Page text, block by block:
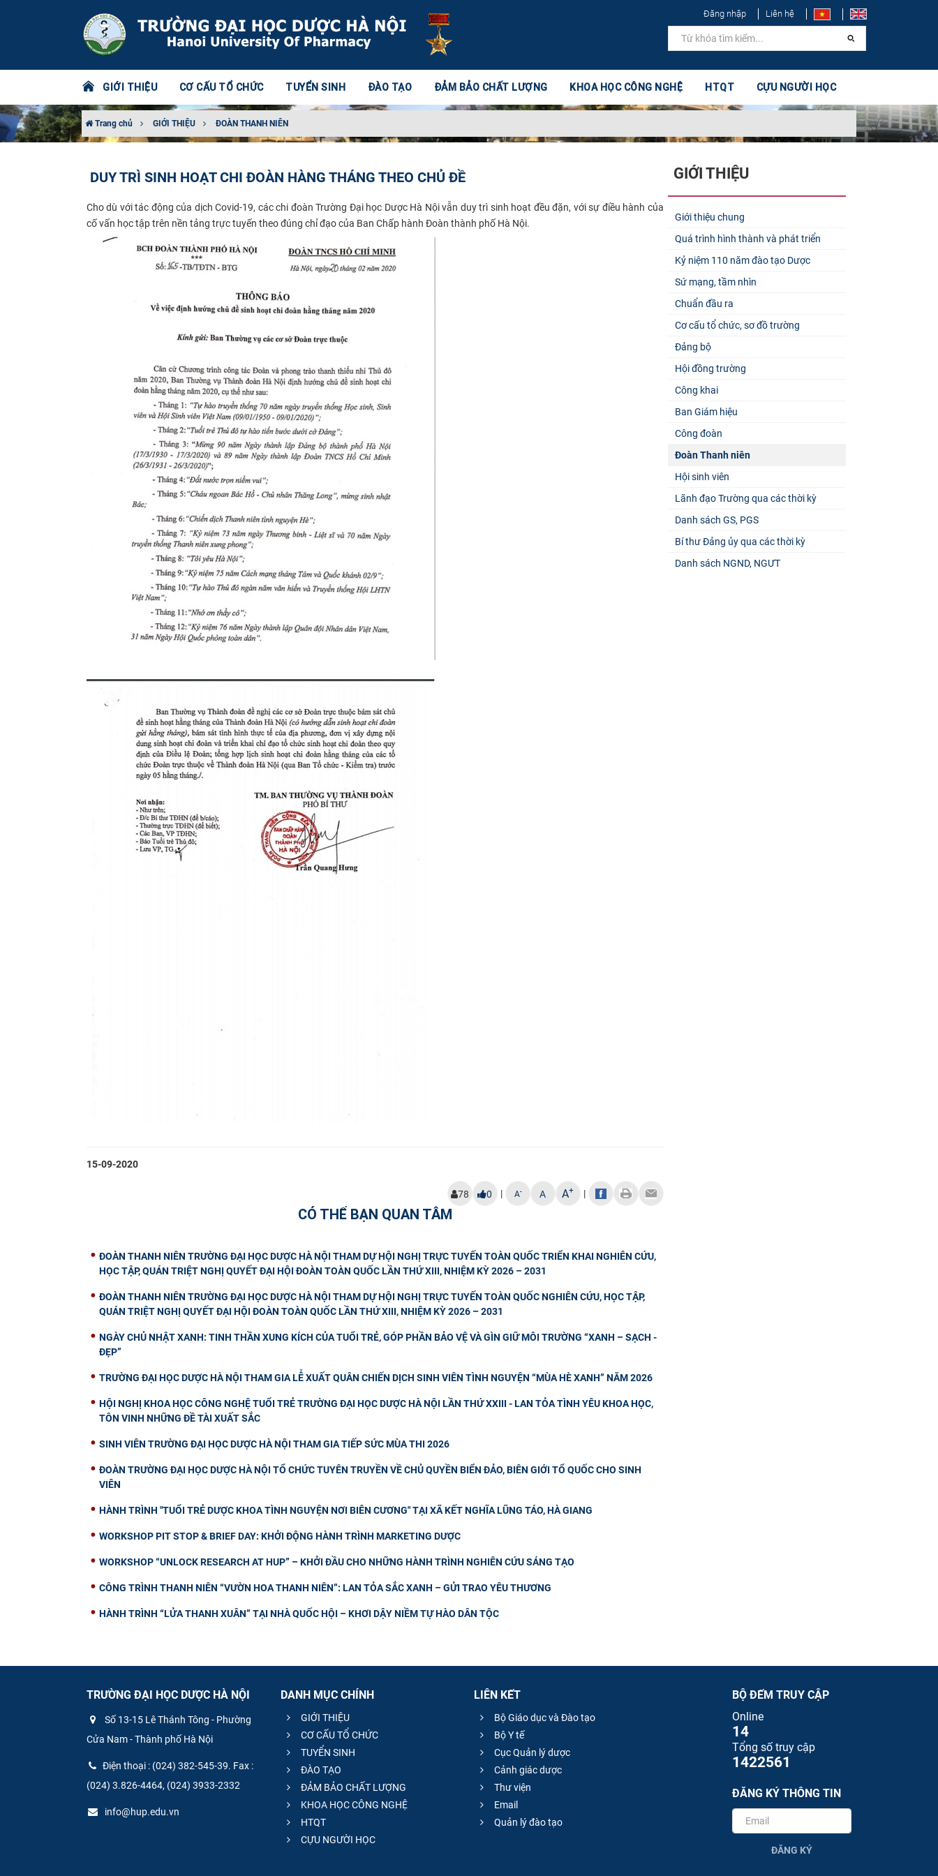
Đăng nhập Liên hệ
GIỚI THIỆU CƠ CẤU TỔ CHỨC TUYỂN SINH ĐÀO TẠO ĐẢM BẢO CHẤT LƯỢNG KHOA HỌC CÔNG NGHỆ HTQT CỰU NGƯỜI HỌC
Trang chủ GIỚI THIỆU ĐOÀN THANH NIÊN
​DUY TRÌ SINH HOẠT CHI ĐOÀN HÀNG THÁNG THEO CHỦ ĐỀ
Cho dù với tác động của dịch Covid-19, các chi đoàn Trường Đại học Dược Hà Nộivẫn duy trì sinh hoạt đều đặn, với sự điều hành của
cố vấn học tập trên nền tảng trực tuyến theo đúng chỉ đạo của Ban Chấp hành Đoàn thành phố Hà Nội.
15-09-2020
78 0 | A- A A+ |
CÓ THỂ BẠN QUAN TÂM
ĐOÀN THANH NIÊN TRƯỜNG ĐẠI HỌC DƯỢC HÀ NỘI THAM DỰ HỘI NGHỊ TRỰC TUYẾN TOÀN QUỐC TRIỂN KHAI NGHIÊN CỨU,
HỌC TẬP, QUÁN TRIỆT NGHỊ QUYẾT ĐẠI HỘI ĐOÀN TOÀN QUỐC LẦN THỨ XIII, NHIỆM KỲ 2026 – 2031
ĐOÀN THANH NIÊN TRƯỜNG ĐẠI HỌC DƯỢC HÀ NỘI THAM DỰ HỘI NGHỊ TRỰC TUYẾN TOÀN QUỐC NGHIÊN CỨU, HỌC TẬP,
QUÁN TRIỆT NGHỊ QUYẾT ĐẠI HỘI ĐOÀN TOÀN QUỐC LẦN THỨ XIII, NHIỆM KỲ 2026 – 2031
NGÀY CHỦ NHẬT XANH: TINH THẦN XUNG KÍCH CỦA TUỔI TRẺ, GÓP PHẦN BẢO VỆ VÀ GÌN GIỮ MÔI TRƯỜNG “XANH – SẠCH -
ĐẸP”
TRƯỜNG ĐẠI HỌC DƯỢC HÀ NỘI THAM GIA LỄ XUẤT QUÂN CHIẾN DỊCH SINH VIÊN TÌNH NGUYỆN “MÙA HÈ XANH” NĂM 2026
HỘI NGHỊ KHOA HỌC CÔNG NGHỆ TUỔI TRẺ TRƯỜNG ĐẠI HỌC DƯỢC HÀ NỘI LẦN THỨ XXIII - LAN TỎA TÌNH YÊU KHOA HỌC,
TÔN VINH NHỮNG ĐỀ TÀI XUẤT SẮC
SINH VIÊN TRƯỜNG ĐẠI HỌC DƯỢC HÀ NỘI THAM GIA TIẾP SỨC MÙA THI 2026
ĐOÀN TRƯỜNG ĐẠI HỌC DƯỢC HÀ NỘI TỔ CHỨC TUYÊN TRUYỀN VỀ CHỦ QUYỀN BIỂN ĐẢO, BIÊN GIỚI TỔ QUỐC CHO SINH
VIÊN
HÀNH TRÌNH "TUỔI TRẺ DƯỢC KHOA TÌNH NGUYỆN NƠI BIÊN CƯƠNG" TẠI XÃ KẾT NGHĨA LŨNG TÁO, HÀ GIANG
WORKSHOP PIT STOP & BRIEF DAY: KHỞI ĐỘNG HÀNH TRÌNH MARKETING DƯỢC
WORKSHOP “UNLOCK RESEARCH AT HUP” – KHỞI ĐẦU CHO NHỮNG HÀNH TRÌNH NGHIÊN CỨU SÁNG TẠO
CÔNG TRÌNH THANH NIÊN “VƯỜN HOA THANH NIÊN”: LAN TỎA SẮC XANH – GỬI TRAO YÊU THƯƠNG
HÀNH TRÌNH “LỬA THANH XUÂN” TẠI NHÀ QUỐC HỘI – KHƠI DẬY NIỀM TỰ HÀO DÂN TỘC
GIỚI THIỆU
Giới thiệu chung
Quá trình hình thành và phát triển
Kỷ niệm 110 năm đào tạo Dược
Sứ mạng, tầm nhìn
Chuẩn đầu ra
Cơ cấu tổ chức, sơ đồ trường
Đảng bộ
Hội đồng trường
Công khai
Ban Giám hiệu
Công đoàn
Đoàn Thanh niên
Hội sinh viên
Lãnh đạo Trường qua các thời kỳ
Danh sách GS, PGS
Bí thư Đảng ủy qua các thời kỳ
Danh sách NGND, NGƯT
TRƯỜNG ĐẠI HỌC DƯỢC HÀ NỘI
Số 13-15 Lê Thánh Tông - Phường
Cửa Nam - Thành phố Hà Nội
Điện thoại : (024) 382-545-39. Fax :
(024) 3.826-4464, (024) 3933-2332
info@hup.edu.vn
DANH MỤC CHÍNH
GIỚI THIỆU
CƠ CẤU TỔ CHỨC
TUYỂN SINH
ĐÀO TẠO
ĐẢM BẢO CHẤT LƯỢNG
KHOA HỌC CÔNG NGHỆ
HTQT
CỰU NGƯỜI HỌC
LIÊN KẾT
Bộ Giáo dục và Đào tạo
Bộ Y tế
Cục Quản lý dược
Cảnh giác dược
Thư viện
Email
Quản lý đào tạo
BỘ ĐẾM TRUY CẬP
Online
14
Tổng số truy cập
1422561
ĐĂNG KÝ THÔNG TIN
ĐĂNG KÝ